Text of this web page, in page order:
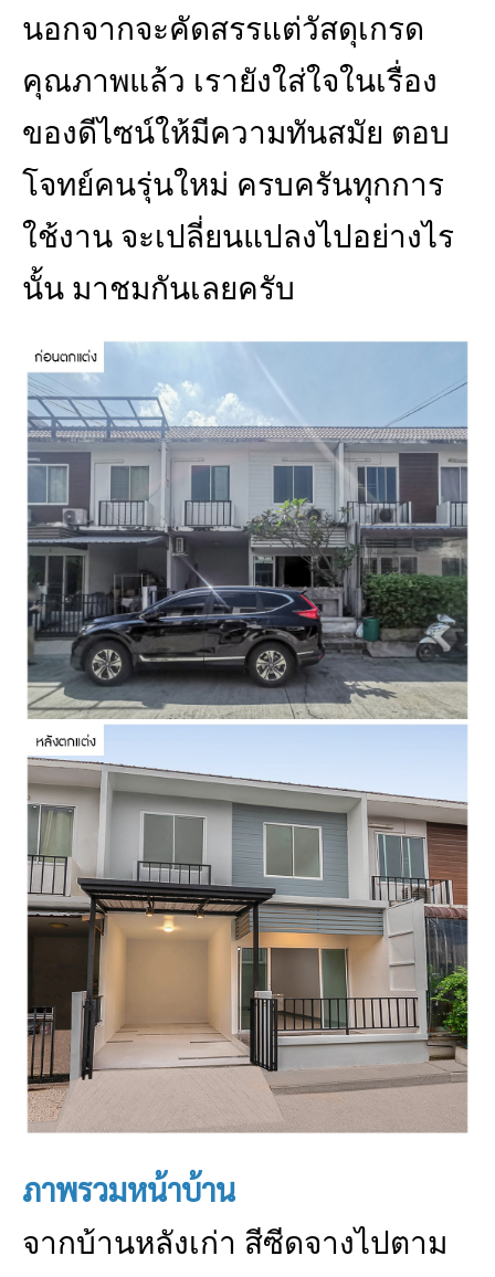
นอกจากจะคัดสรรแต่วัสดุเกรด
คุณภาพแล้ว เรายังใส่ใจในเรื่อง
ของดีไซน์ให้มีความทันสมัย ตอบ
โจทย์คนรุ่นใหม่ ครบครันทุกการ
ใช้งาน จะเปลี่ยนแปลงไปอย่างไร
นั้น มาชมกันเลยครับ
ภาพรวมหน้าบ้าน
จากบ้านหลังเก่า สีซีดจางไปตาม